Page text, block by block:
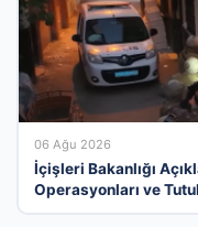
06 Ağu 2026
İçişleri Bakanlığı
Operasyonları ve